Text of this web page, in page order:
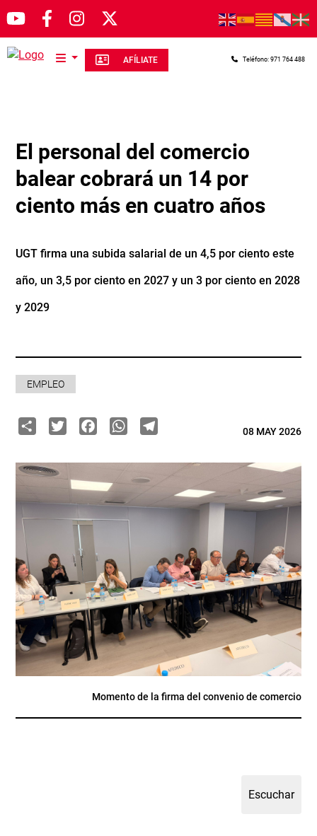
Pasar al contenido principal
AFÍLIATE Teléfono: 971 764 488
El personal del comercio
balear cobrará un 14 por
ciento más en cuatro años
UGT firma una subida salarial de un 4,5 por ciento este
año, un 3,5 por ciento en 2027 y un 3 por ciento en 2028
y 2029
EMPLEO
ShareTwitterFacebook
WhatsApp
Telegram08 MAY 2026
Momento de la firma del convenio de comercio